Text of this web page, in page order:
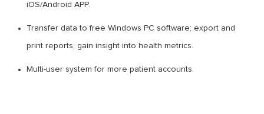
iOS/Android APP.
Transfer data to free Windows PC software; export and
print reports; gain insight into health metrics.
Multi-user system for more patient accounts.